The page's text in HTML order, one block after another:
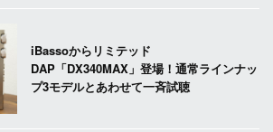
iBassoからリミテッド
DAP「DX340MAX」登場！通常ラインナッ
プ3モデルとあわせて一斉試聴